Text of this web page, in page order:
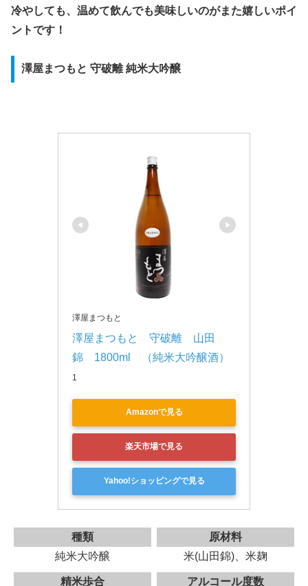
冷やしても、温めて飲んでも美味しいのがまた嬉しいポイ
ントです！
澤屋まつもと 守破離 純米大吟醸
澤屋まつもと
澤屋まつもと　守破離　山田
錦　1800ml　（純米大吟醸酒）
1
Amazonで見る
楽天市場で見る
Yahoo!ショッピングで見る
種類
純米大吟醸
原材料
米(山田錦)、米麹
精米歩合 アルコール度数